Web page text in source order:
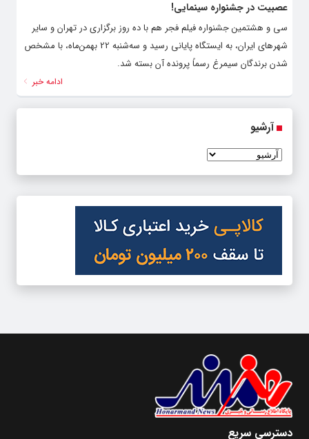
عصبیت در جشنواره سینمایی!
سی و هشتمین جشنواره فیلم فجر هم با ده روز برگزاری در تهران و سایر
شهرهای ایران، به ایستگاه پایانی رسید و سه‌شنبه 22 بهمن‌ماه، با مشخص
شدن برندگان سیمرغ رسماً پرونده آن بسته شد.
ادامه خبر
آرشیو
دسترسی سریع